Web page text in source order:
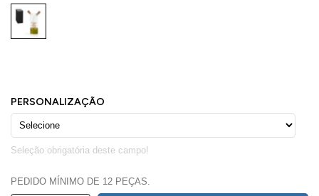
PEDIDO MÍNIMO DE 12 PEÇAS.